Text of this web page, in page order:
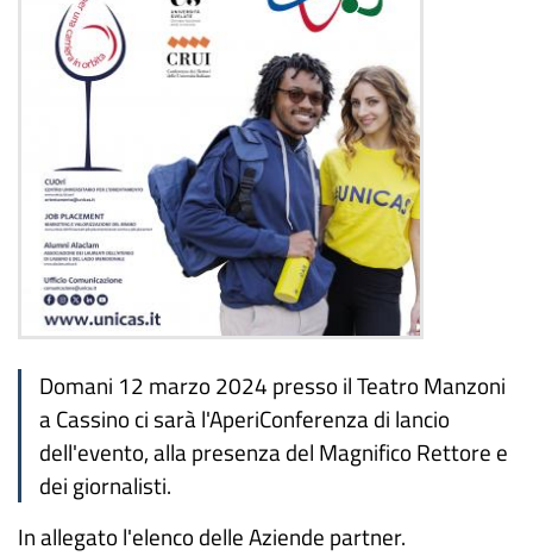
Domani 12 marzo 2024 presso il Teatro Manzoni
a Cassino ci sarà l'AperiConferenza di lancio
dell'evento, alla presenza del Magnifico Rettore e
dei giornalisti.
In allegato l'elenco delle Aziende partner.